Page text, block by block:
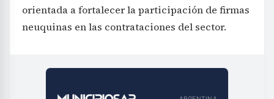
orientada a fortalecer la participación de firmas
neuquinas en las contrataciones del sector.